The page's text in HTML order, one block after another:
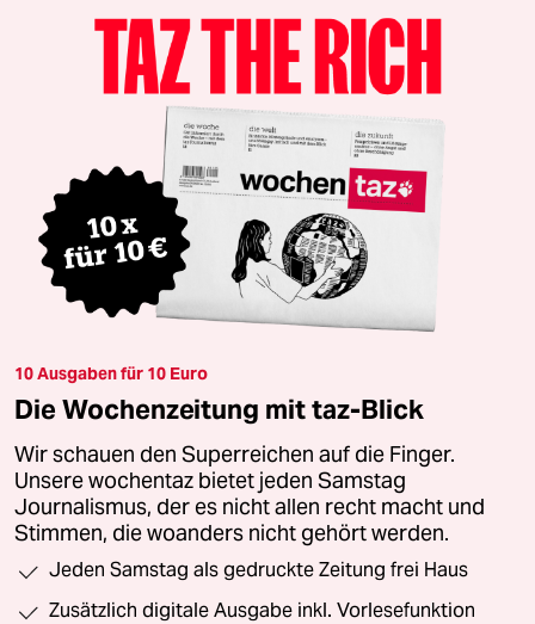
10 Ausgaben für 10 Euro
Die Wochenzeitung mit taz-Blick
Wir schauen den Superreichen auf die Finger.
Unsere wochentaz bietet jeden Samstag
Journalismus, der es nicht allen recht macht und
Stimmen, die woanders nicht gehört werden.
Jeden Samstag als gedruckte Zeitung frei Haus
Zusätzlich digitale Ausgabe inkl. Vorlesefunktion